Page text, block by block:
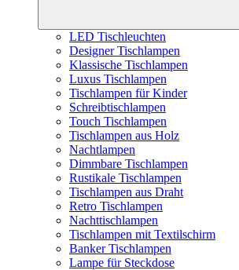
LED Tischleuchten
Designer Tischlampen
Klassische Tischlampen
Luxus Tischlampen
Tischlampen für Kinder
Schreibtischlampen
Touch Tischlampen
Tischlampen aus Holz
Nachtlampen
Dimmbare Tischlampen
Rustikale Tischlampen
Tischlampen aus Draht
Retro Tischlampen
Nachttischlampen
Tischlampen mit Textilschirm
Banker Tischlampen
Lampe für Steckdose